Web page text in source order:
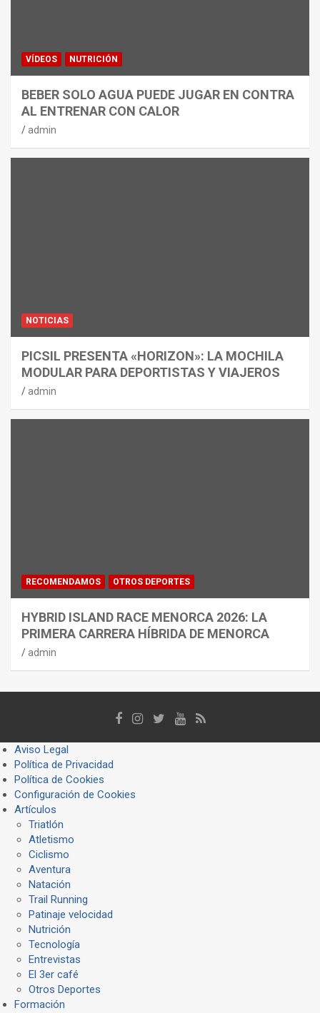
VÍDEOS NUTRICIÓN
BEBER SOLO AGUA PUEDE JUGAR EN CONTRA
AL ENTRENAR CON CALOR
admin
NOTICIAS
PICSIL PRESENTA «HORIZON»: LA MOCHILA
MODULAR PARA DEPORTISTAS Y VIAJEROS
admin
RECOMENDAMOS OTROS DEPORTES
HYBRID ISLAND RACE MENORCA 2026: LA
PRIMERA CARRERA HÍBRIDA DE MENORCA
admin
Aviso Legal
Política de Privacidad
Política de Cookies
Configuración de Cookies
Artículos
Triatlón
Atletismo
Ciclismo
Aventura
Natación
Trail Running
Patinaje velocidad
Nutrición
Tecnología
Entrevistas
El 3er café
Otros Deportes
Formación